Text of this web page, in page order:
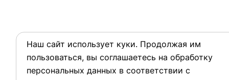
Наш сайт использует куки. Продолжая им
пользоваться, вы соглашаетесь на обработку
персональных данных в соответствии с